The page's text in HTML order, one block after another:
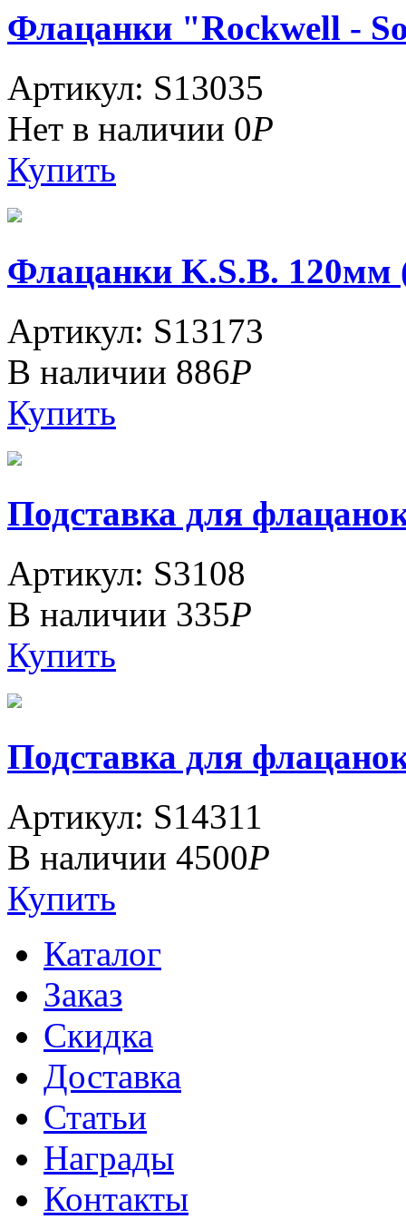
Флацанки "Rockwell -
Артикул: S13035
Нет в наличии 0Р
Купить
Флацанки K.S.B. 120мм
Артикул: S13173
В наличии 886Р
Купить
Подставка для
Артикул: S3108
В наличии 335Р
Купить
Подставка для
Артикул: S14311
В наличии 4500Р
Купить
Каталог
Заказ
Скидка
Доставка
Статьи
Награды
Контакты